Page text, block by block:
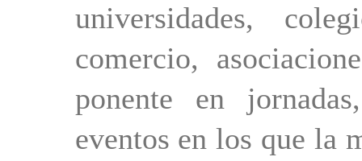
universidades,
comercio,
ponente en
eventos en los que la